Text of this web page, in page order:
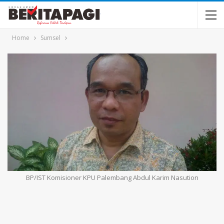
Home Sumsel
BP/IST Komisioner KPU Palembang Abdul Karim Nasution